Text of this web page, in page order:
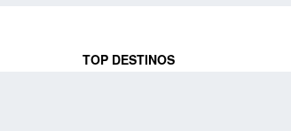
TOP DESTINOS